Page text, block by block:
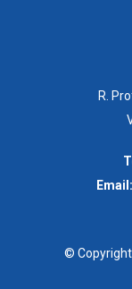
R.
Email:
© Copyright